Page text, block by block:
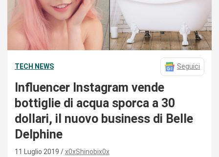
TECH NEWS Seguici
Influencer Instagram vende
bottiglie di acqua sporca a 30
dollari, il nuovo business di Belle
Delphine
11 Luglio 2019 x0xShinobix0x